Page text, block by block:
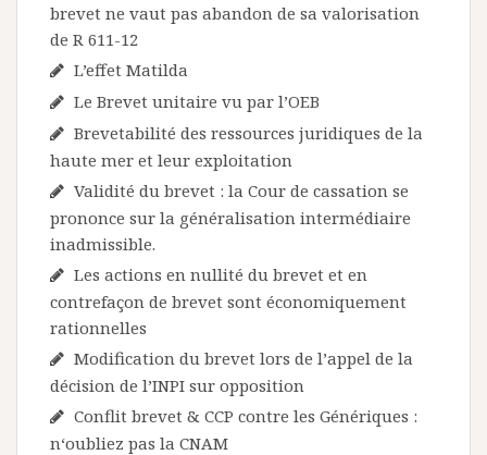
brevet ne vaut pas abandon de sa valorisation
de R 611-12
L’effet Matilda
Le Brevet unitaire vu par l’OEB
Brevetabilité des ressources juridiques de la
haute mer et leur exploitation
Validité du brevet : la Cour de cassation se
prononce sur la généralisation intermédiaire
inadmissible.
Les actions en nullité du brevet et en
contrefaçon de brevet sont économiquement
rationnelles
Modification du brevet lors de l’appel de la
décision de l’INPI sur opposition
Conflit brevet & CCP contre les Génériques :
n‘oubliez pas la CNAM